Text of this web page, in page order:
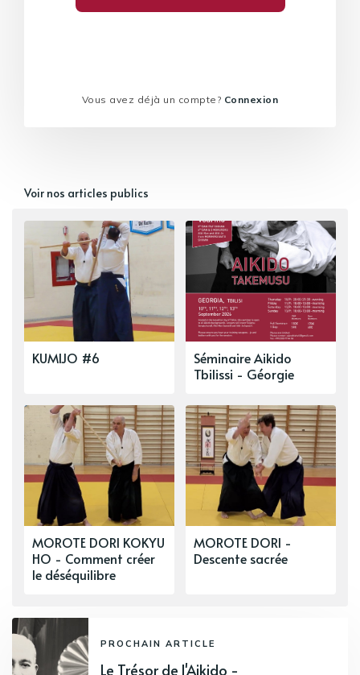
Vous avez déjà un compte? Connexion
Voir nos articles publics
KUMIJO #6
Séminaire Aikido
Tbilissi - Géorgie
MOROTE DORI KOKYU
HO - Comment créer
le déséquilibre
MOROTE DORI -
Descente sacrée
PROCHAIN ARTICLE
Le Trésor de l'Aikido -